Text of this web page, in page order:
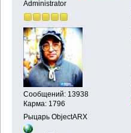
Administrator
Сообщений: 13938
Карма: 1796
Рыцарь ObjectARX